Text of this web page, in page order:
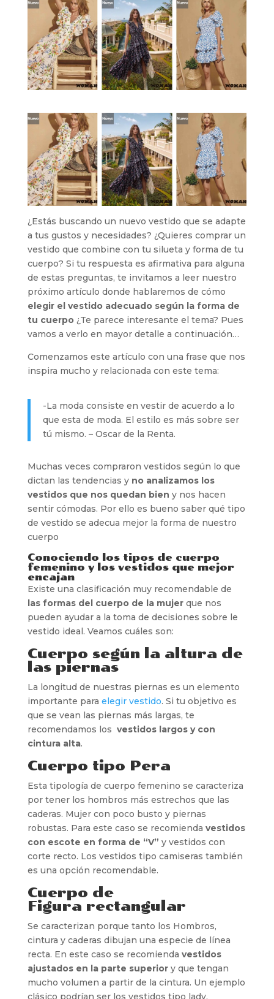
¿Estás buscando un nuevo vestido que se adapte
a tus gustos y necesidades? ¿Quieres comprar un
vestido que combine con tu silueta y forma de tu
cuerpo? Si tu respuesta es afirmativa para alguna
de estas preguntas, te invitamos a leer nuestro
próximo artículo donde hablaremos de cómo
elegir el vestido adecuado según la forma de
tu cuerpo¿Te parece interesante el tema? Pues
vamos a verlo en mayor detalle a continuación…
Comenzamos este artículo con una frase que nos
inspira mucho y relacionada con este tema:
-La moda consiste en vestir de acuerdo a lo
que esta de moda. El estilo es más sobre ser
tú mismo. – Oscar de la Renta.
Muchas veces compraron vestidos según lo que
dictan las tendencias y no analizamos los
vestidos que nos quedan bien y nos hacen
sentir cómodas. Por ello es bueno saber qué tipo
de vestido se adecua mejor la forma de nuestro
cuerpo
Conociendo los tipos de cuerpo
femenino y los vestidos que mejor
encajan
Existe una clasificación muy recomendable de
las formas del cuerpo de la mujerque nos
pueden ayudar a la toma de decisiones sobre le
vestido ideal. Veamos cuáles son:
Cuerpo según la altura de
las piernas
La longitud de nuestras piernas es un elemento
importante para elegir vestido. Si tu objetivo es
que se vean las piernas más largas, te
recomendamos los vestidos largos y con
cintura alta.
Cuerpo tipo Pera
Esta tipología de cuerpo femenino se caracteriza
por tener los hombros más estrechos que las
caderas. Mujer con poco busto y piernas
robustas. Para este caso se recomienda vestidos
con escote en forma de “V” y vestidos con
corte recto. Los vestidos tipo camiseras también
es una opción recomendable.
Cuerpo de
Figura rectangular
Se caracterizan porque tanto los Hombros,
cintura y caderas dibujan una especie de línea
recta. En este caso se recomienda vestidos
ajustados en la parte superiory que tengan
mucho volumen a partir de la cintura. Un ejemplo
clásico podrían ser los vestidos tipo lady.